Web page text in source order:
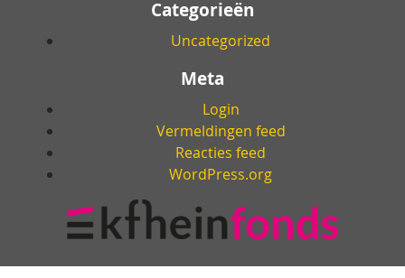
Categorieën
Uncategorized
Meta
Login
Vermeldingen feed
Reacties feed
WordPress.org